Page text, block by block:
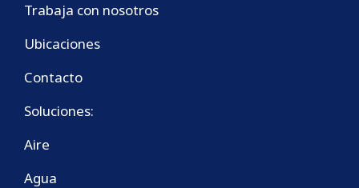
Trabaja con nosotros
Ubicaciones
Contacto
Soluciones:
Aire
Agua